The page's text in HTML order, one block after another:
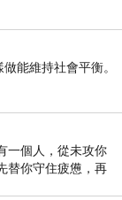
能維持社會平衡。
一個人，從未攻你
替你守住疲憊，再